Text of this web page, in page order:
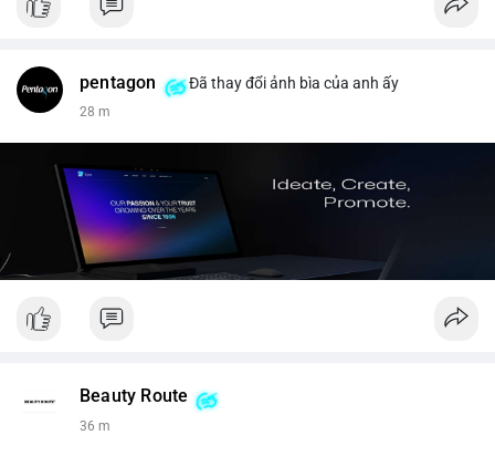
pentagon Đã thay đổi ảnh bìa của anh ấy
28 m
Beauty Route
36 m